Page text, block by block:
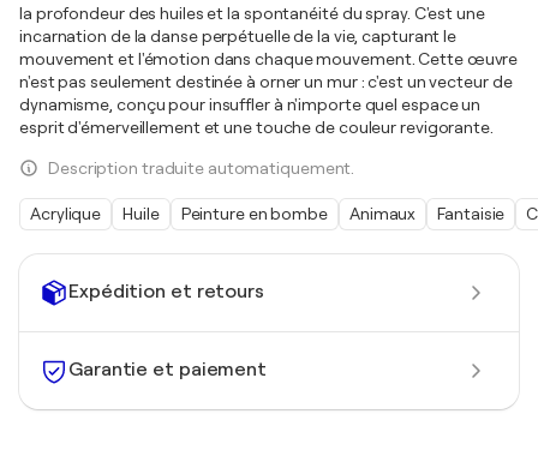
Expédition et retours
Garantie et paiement
la profondeur des huiles et la spontanéité du spray. C'est une
incarnation de la danse perpétuelle de la vie, capturant le
mouvement et l'émotion dans chaque mouvement. Cette œuvre
n'est pas seulement destinée à orner un mur : c'est un vecteur de
dynamisme, conçu pour insuffler à n'importe quel espace un
esprit d'émerveillement et une touche de couleur revigorante.
Description traduite automatiquement.
Acrylique Huile Peinture en bombe Animaux Fantaisie